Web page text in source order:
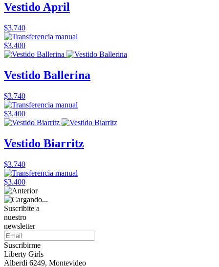
Vestido April
$3.740
$3.400
Vestido Ballerina
$3.740
$3.400
Vestido Biarritz
$3.740
$3.400
Suscribite a
nuestro
newsletter
Suscribirme
Liberty Girls
Alberdi 6249, Montevideo